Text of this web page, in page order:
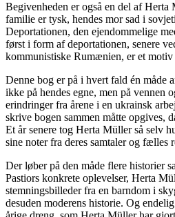
Begivenheden er også en del af Herta
familie er tysk, hendes mor sad i
Deportationen, den ejendommelige
først i form af deportationen, senere
kommunistiske Rumænien, er et motiv
Denne bog er på i hvert fald én måde
ikke på hendes egne, men på vennen
erindringer fra årene i en ukrainsk
skrive bogen sammen måtte opgives,
Et år senere tog Herta Müller så selv
sine noter fra deres samtaler og fælles
Der løber på den måde flere historier
Pastiors konkrete oplevelser, Herta
stemningsbilleder fra en barndom i
desuden moderens historie. Og